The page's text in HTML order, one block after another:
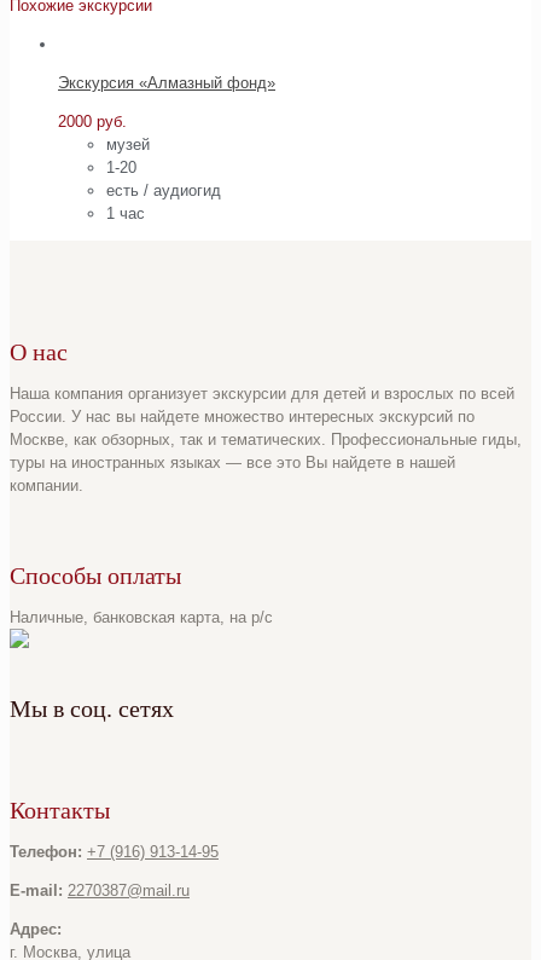
Похожие экскурсии
Экскурсия «Алмазный фонд»
2000 руб.
музей
1-20
есть / аудиогид
1 час
О нас
Наша компания организует экскурсии для детей и взрослых по всей
России. У нас вы найдете множество интересных экскурсий по
Москве, как обзорных, так и тематических. Профессиональные гиды,
туры на иностранных языках — все это Вы найдете в нашей
компании.
Способы оплаты
Наличные, банковская карта, на р/с
Мы в соц. сетях
Контакты
Телефон: +7 (916) 913-14-95
E-mail: 2270387@mail.ru
Адрес:
г. Москва, улица